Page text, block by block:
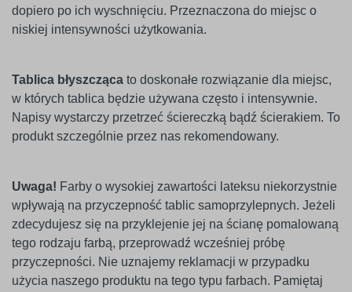
dopiero po ich wyschnięciu. Przeznaczona do miejsc o
niskiej intensywności użytkowania.
Tablica błyszcząca to doskonałe rozwiązanie dla miejsc,
w których tablica będzie używana często i intensywnie.
Napisy wystarczy przetrzeć ściereczką bądź ścierakiem. To
produkt szczególnie przez nas rekomendowany.
Uwaga! Farby o wysokiej zawartości lateksu niekorzystnie
wpływają na przyczepność tablic samoprzylepnych. Jeżeli
zdecydujesz się na przyklejenie jej na ścianę pomalowaną
tego rodzaju farbą, przeprowadź wcześniej próbę
przyczepności. Nie uznajemy reklamacji w przypadku
użycia naszego produktu na tego typu farbach. Pamiętaj